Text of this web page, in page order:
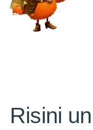
Risini